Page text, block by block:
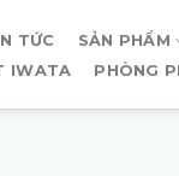
TỨC SẢN PHẨM
IWATA
PHÒNG